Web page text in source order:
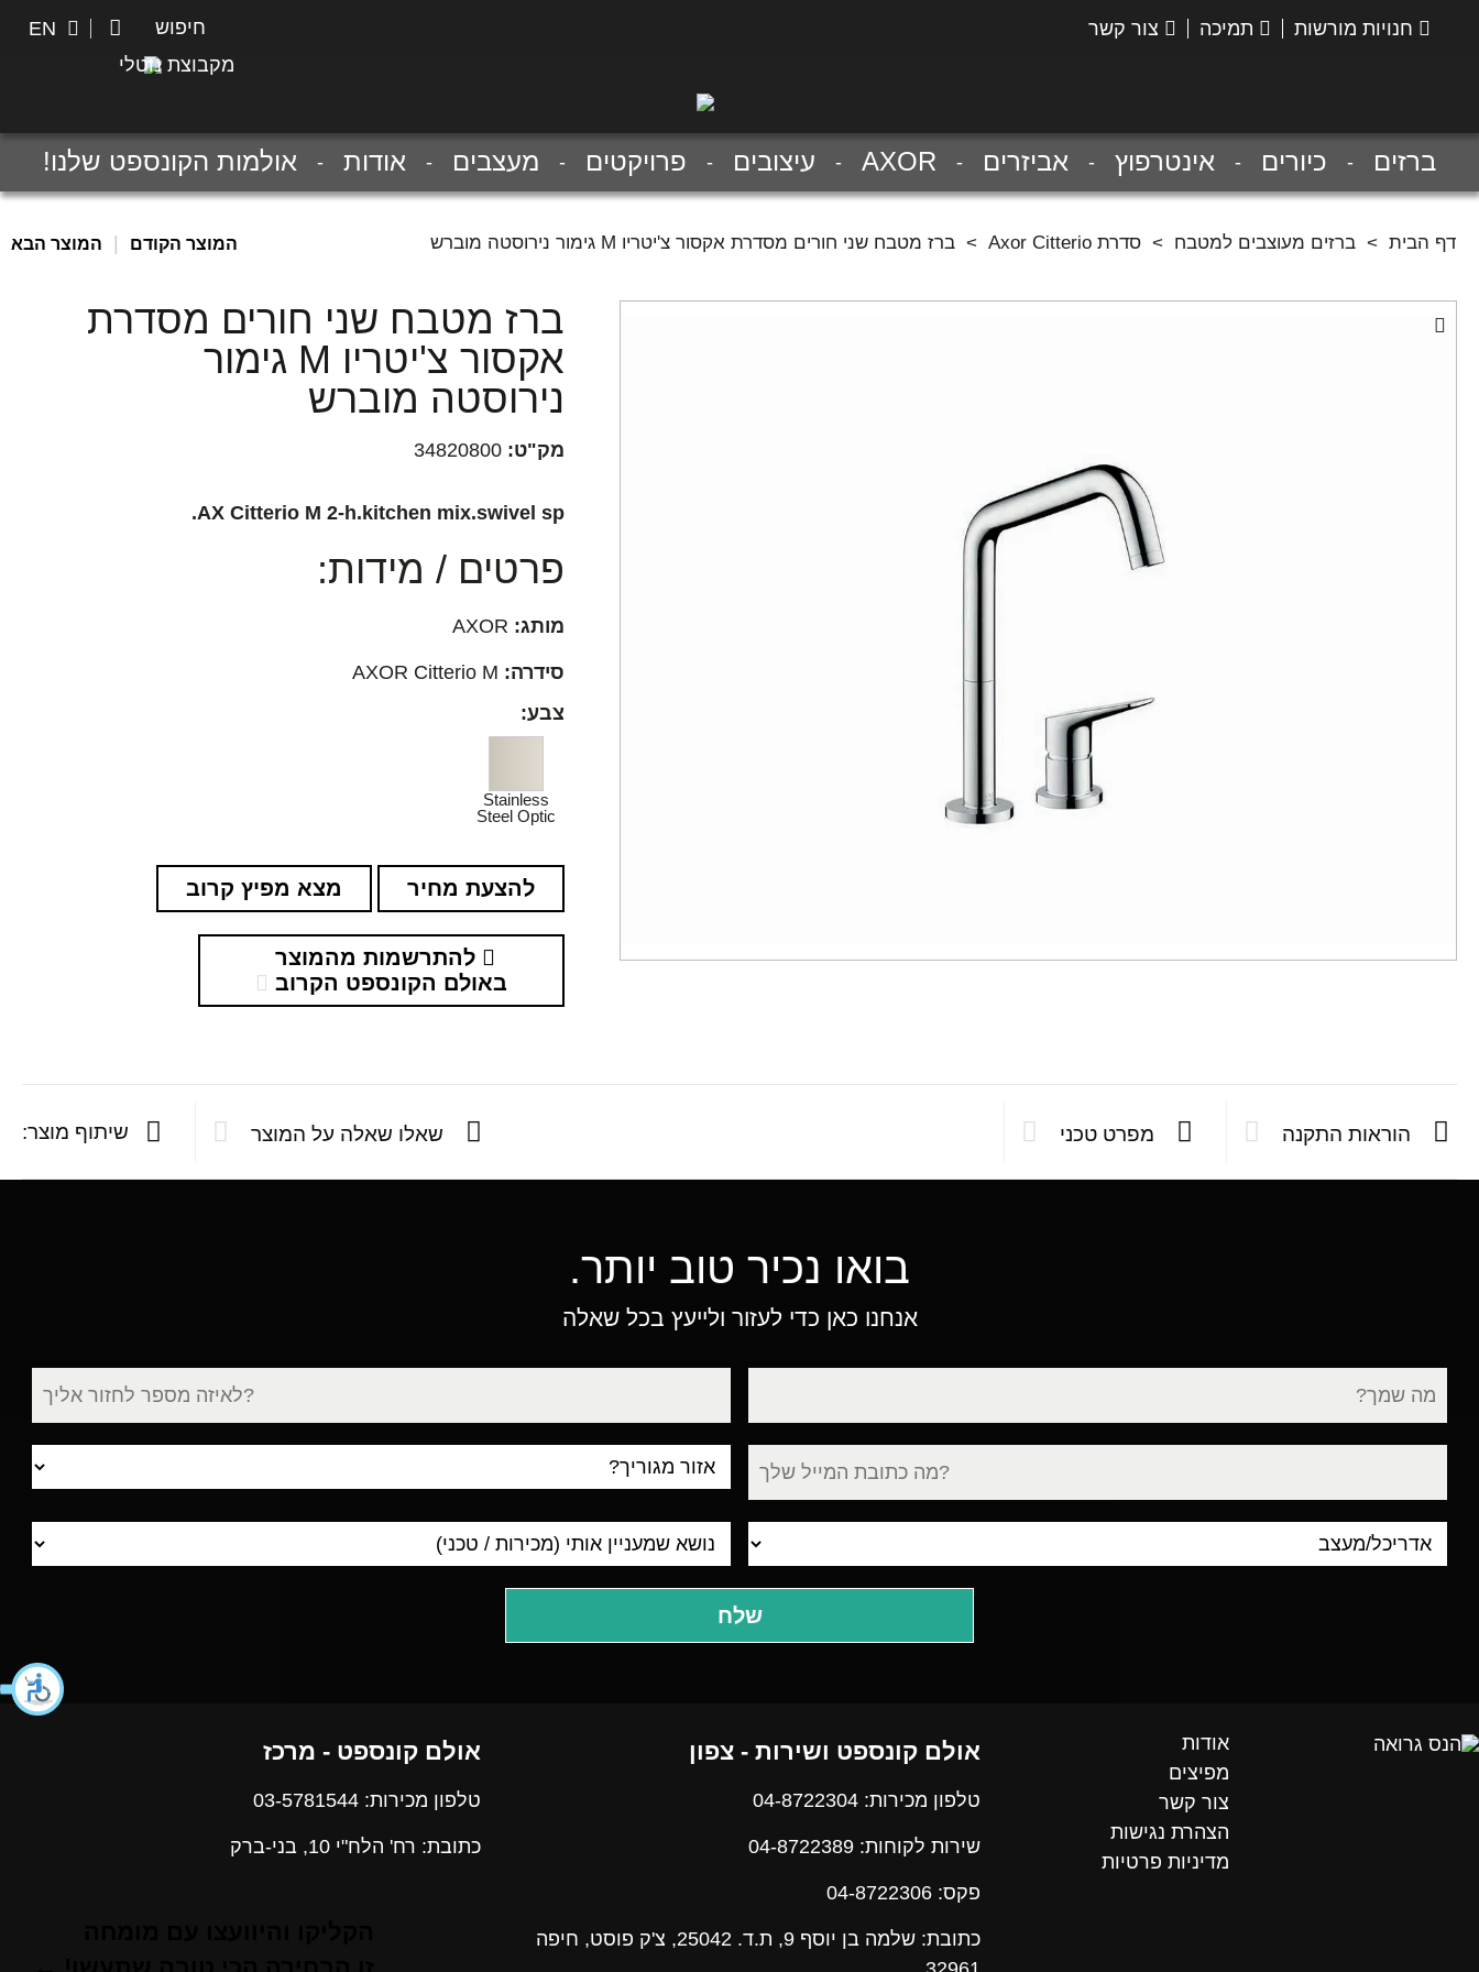
חנויות מורשות תמיכה צור קשר חיפוש EN
מקבוצת נוטלי
ברזים כיורים אינטרפוץ אביזרים AXOR עיצובים פרויקטים מעצבים אודות אולמות הקונספט שלנו!
דף הבית > ברזים מעוצבים למטבח > סדרת Axor Citterio > ברז מטבח שני חורים מסדרת אקסור צ'יטריו M גימור נירוסטה מוברש המוצר הקודם המוצר הבא
ברז מטבח שני חורים מסדרת
אקסור צ'יטריו M גימור
נירוסטה מוברש
מק"ט: 34820800
AX Citterio M 2-h.kitchen mix.swivel sp.
פרטים / מידות:
מותג:
סידרה:
צבע:
Stainless
Steel Optic
להצעת מחיר מצא מפיץ קרוב
להתרשמות מהמוצר
באולם הקונספט הקרוב
הוראות התקנה מפרט טכני שאלו שאלה על המוצר שיתוף מוצר:
בואו נכיר טוב יותר.
אנחנו כאן כדי לעזור ולייעץ בכל שאלה
עיר
מגורים
אודות
מפיצים
צור קשר
הצהרת נגישות
מדיניות פרטיות
אולם קונספט ושירות - צפון
טלפון מכירות: 04-8722304
שירות לקוחות: 04-8722389
פקס:04-8722306
כתובת: שלמה בן יוסף 9, ת.ד. 25042, צ'ק פוסט, חיפה
אולם קונספט - מרכז
טלפון מכירות: 03-5781544
כתובת: רח' הלח"י 10, בני-ברק